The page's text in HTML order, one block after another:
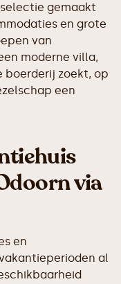
gemaakt
en grote
van
moderne villa,
boerderij zoekt, op
een
via
en
al